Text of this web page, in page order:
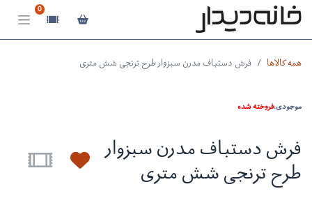
0
همه کالاها فرش دستباف مدرن سبزوار طرح ترنجی شش متری
موجودی:فروخته شده
فرش دستباف مدرن سبزوار
طرح ترنجی شش متری